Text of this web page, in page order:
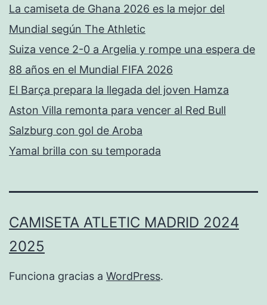
La camiseta de Ghana 2026 es la mejor del
Mundial según The Athletic
Suiza vence 2-0 a Argelia y rompe una espera de
88 años en el Mundial FIFA 2026
El Barça prepara la llegada del joven Hamza
Aston Villa remonta para vencer al Red Bull
Salzburg con gol de Aroba
Yamal brilla con su temporada
CAMISETA ATLETIC MADRID 2024
2025
Funciona gracias a WordPress.